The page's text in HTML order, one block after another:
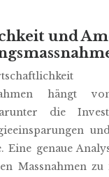
und
hängt
die
Eine genaue
Massnahmen